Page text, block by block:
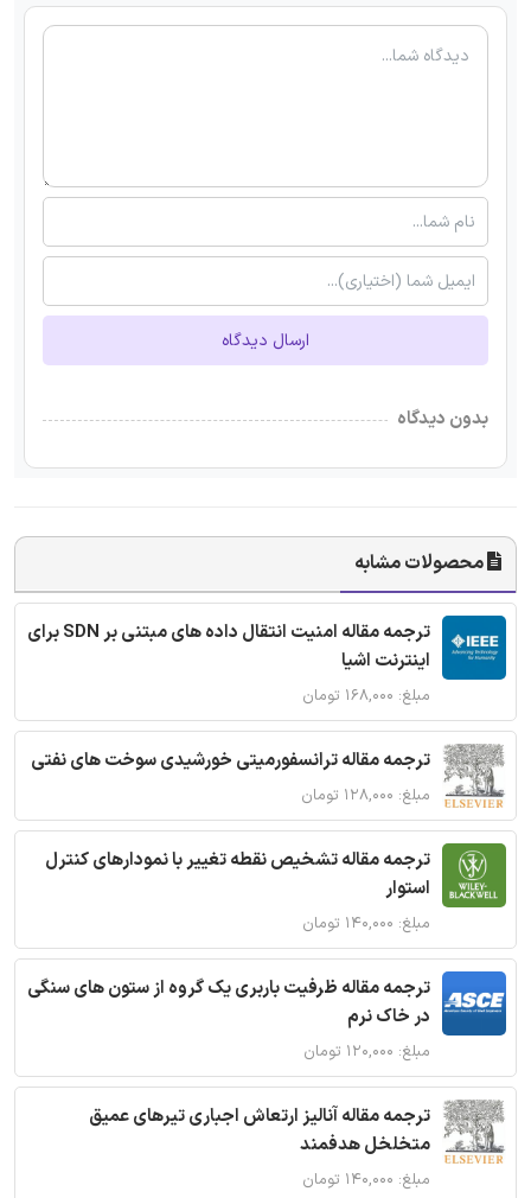
ارسال دیدگاه
بدون دیدگاه
محصولات مشابه
ترجمه مقاله امنیت انتقال داده های مبتنی بر SDN برای
اینترنت اشیا
مبلغ: ۱۶۸,۰۰۰ تومان
ترجمه مقاله ترانسفورمیتی خورشیدی سوخت های نفتی
مبلغ: ۱۲۸,۰۰۰ تومان
ترجمه مقاله تشخیص نقطه تغییر با نمودارهای کنترل
استوار
مبلغ: ۱۴۰,۰۰۰ تومان
ترجمه مقاله ظرفیت باربری یک گروه از ستون های سنگی
در خاک نرم
مبلغ: ۱۲۰,۰۰۰ تومان
ترجمه مقاله آنالیز ارتعاش اجباری تیرهای عمیق
متخلخل هدفمند
مبلغ: ۱۴۰,۰۰۰ تومان